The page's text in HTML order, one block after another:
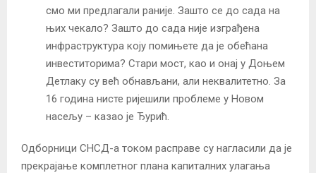
смо ми предлагали раније. Зашто се до сада на
њих чекало? Зашто до сада није изграђена
инфраструктура коју помињете да је обећана
инвеститорима? Стари мост, као и онај у Доњем
Детлаку су већ обнављани, али неквалитетно. За
16 година нисте ријешили проблеме у Новом
насељу – казао је Ђурић.
Одборници СНСД-а током расправе су нагласили да је
прекрајање комплетног плана капиталних улагања